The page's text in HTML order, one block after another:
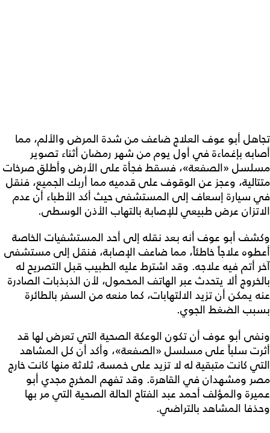
تجاهل أبو عوف العلاج ضاعف من شدة المرض والألم، مما
أصابه بإغماءة في أول يوم من شهر رمضان أثناء تصوير
مسلسل «الصفعة»، فسقط فجأة على الأرض وأطلق صرخات
متتالية، وعجز عن الوقوف على قدميه مما أربك الجميع، فنقل
في سيارة إسعاف إلى المستشفى حيث أكد الأطباء أن عدم
الاتزان عرض طبيعي للإصابة بالتهاب الأذن الوسطى.
وكشف أبو عوف أنه بعد نقله إلى أحد المستشفيات الخاصة
أعطوه علاجاً خاطئاً، مما ضاعف الإصابة، فنقل إلى مستشفى
آخر أتم فيه علاجه. وقد اشترط عليه الطبيب قبل التصريح له
بالخروج ألا يتحدث عبر الهاتف المحمول، لأن الذبذبات الصادرة
عنه يمكن أن تزيد الالتهابات، كما منعه من السفر بالطائرة
بسبب الضغط الجوي.
ونفى أبو عوف أن تكون الوعكة الصحية التي تعرض لها قد
أثرت سلباً على مسلسل «الصفعة»، وأكد أن كل المشاهد
التي كانت متبقية له لا تزيد على خمسة، ثلاثة منها كانت خارج
مصر ومشهدان في القاهرة. وقد تفهم المخرج مجدي أبو
عميرة والمؤلف أحمد عبد الفتاح الحالة الصحية التي مر بها
وحذفا المشاهد بالتراضي.